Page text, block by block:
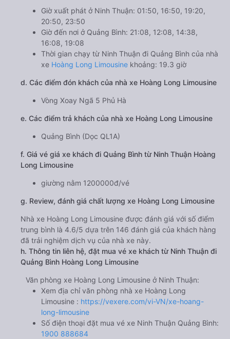
Giờ xuất phát ở Ninh Thuận: 01:50, 16:50, 19:20,
20:50, 23:50
Giờ đến nơi ở Quảng Bình: 21:08, 12:08, 14:38,
16:08, 19:08
Thời gian chạy từ Ninh Thuận đi Quảng Bình của nhà
xe Hoàng Long Limousine khoảng: 19.3 giờ
d. Các điểm đón khách của nhà xe Hoàng Long Limousine
Vòng Xoay Ngã 5 Phủ Hà
e. Các điểm trả khách của nhà xe Hoàng Long Limousine
Quảng Bình (Dọc QL1A)
f. Giá vé giá xe khách đi Quảng Bình từ Ninh Thuận Hoàng
Long Limousine
giường nằm 1200000đ/vé
g. Review, đánh giá chất lượng xe Hoàng Long Limousine
Nhà xe Hoàng Long Limousine được đánh giá với số điểm
trung bình là 4.6/5 dựa trên 146 đánh giá của khách hàng
đã trải nghiệm dịch vụ của nhà xe này.
h. Thông tin liên hệ, đặt mua vé xe khách từ Ninh Thuận đi
Quảng Bình Hoàng Long Limousine
Văn phòng xe Hoàng Long Limousine ở Ninh Thuận:
Xem địa chỉ văn phòng nhà xe Hoàng Long
Limousine : https://vexere.com/vi-VN/xe-hoang-
long-limousine
Số điện thoại đặt mua vé xe Ninh Thuận Quảng Bình:
1900 888684